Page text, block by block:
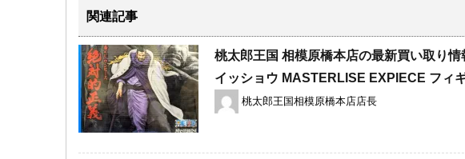
関連記事
桃太郎王国 相模原橋本店の最新買い取り
イッショウ MASTERLISE EXPIECE フィギ
桃太郎王国相模原橋本店店長